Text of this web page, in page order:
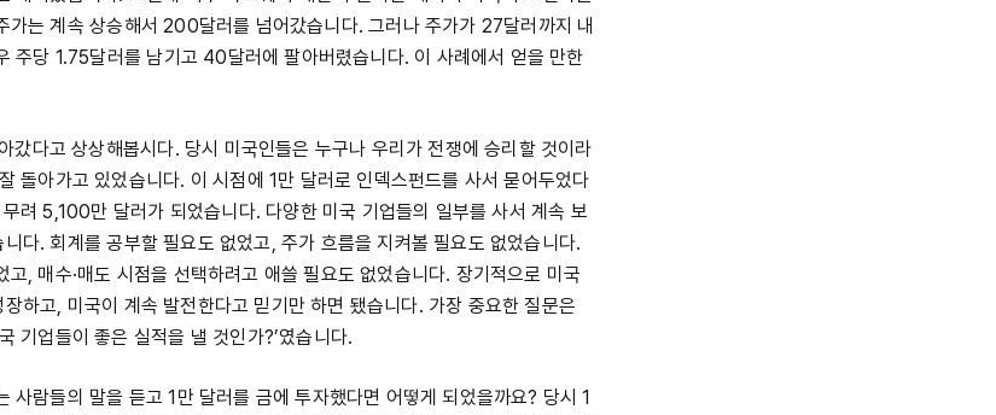
가는 계속 상승해서 200달러를 넘어갔습니다. 그러나 주가가 27달러까지 내
주당 1.75달러를 남기고 40달러에 팔아버렸습니다. 이 사례에서 얻을 만한
갔다고 상상해봅시다. 당시 미국인들은 누구나 우리가 전쟁에 승리할 것이라
돌아가고 있었습니다. 이 시점에 1만 달러로 인덱스펀드를 사서 묻어두었다
려 5,100만 달러가 되었습니다. 다양한 미국 기업들의 일부를 사서 계속 보
다. 회계를 공부할 필요도 없었고, 주가 흐름을 지켜볼 필요도 없었습니다.
고, 매수·매도 시점을 선택하려고 애쓸 필요도 없었습니다. 장기적으로 미국
하고, 미국이 계속 발전한다고 믿기만 하면 됐습니다. 가장 중요한 질문은
기업들이 좋은 실적을 낼 것인가?’였습니다.
사람들의 말을 듣고 1만 달러를 금에 투자했다면 어떻게 되었을까요? 당시 1